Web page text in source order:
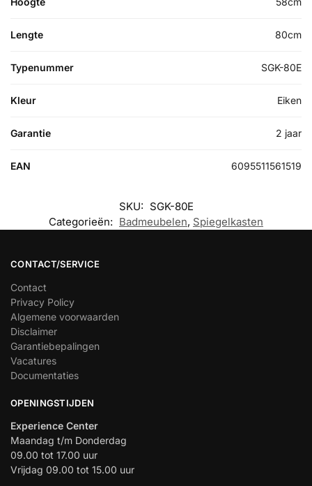
Lengte 80cm
Typenummer SGK-80E
Kleur Eiken
Garantie 2 jaar
EAN 6095511561519
SKU: SGK-80E
Categorieën: Badmeubelen, Spiegelkasten
CONTACT/SERVICE
Contact
Privacy Policy
Algemene voorwaarden
Disclaimer
Garantiebepalingen
Vacatures
Documentaties
OPENINGSTIJDEN
Experience Center
Maandag t/m Donderdag
09.00 tot 17.00 uur
Vrijdag 09.00 tot 15.00 uur